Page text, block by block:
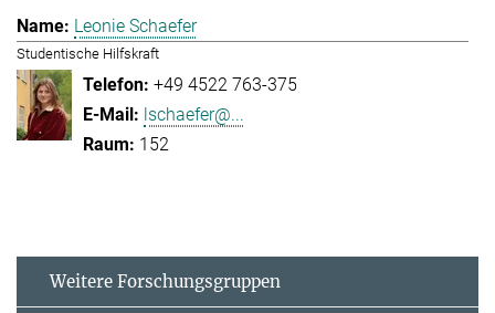
Leonie Schaefer
Studentische Hilfskraft
+49 4522 763-375
lschaefer@...
152
Weitere Forschungsgruppen